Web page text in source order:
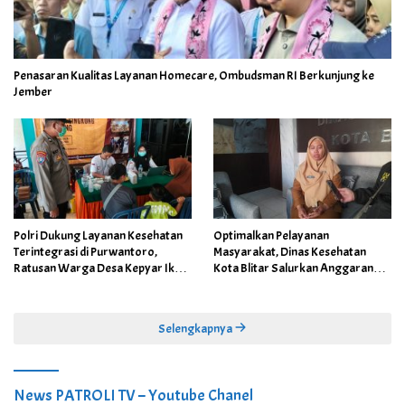
Penasaran Kualitas Layanan Homecare, Ombudsman RI Berkunjung ke
Jember
Polri Dukung Layanan Kesehatan
Terintegrasi di Purwantoro,
Ratusan Warga Desa Kepyar Ikuti
Optimalkan Pelayanan
Masyarakat, Dinas Kesehatan
Kota Blitar Salurkan Anggaran
Selengkapnya
News PATROLI TV – Youtube Chanel